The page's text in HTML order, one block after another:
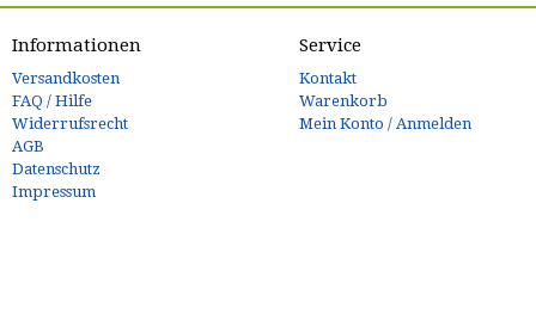
Informationen
Versandkosten
FAQ / Hilfe
Widerrufsrecht
AGB
Datenschutz
Impressum
Service
Kontakt
Warenkorb
Mein Konto / Anmelden